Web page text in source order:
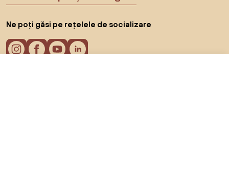
Ne poți găsi pe rețelele de socializare